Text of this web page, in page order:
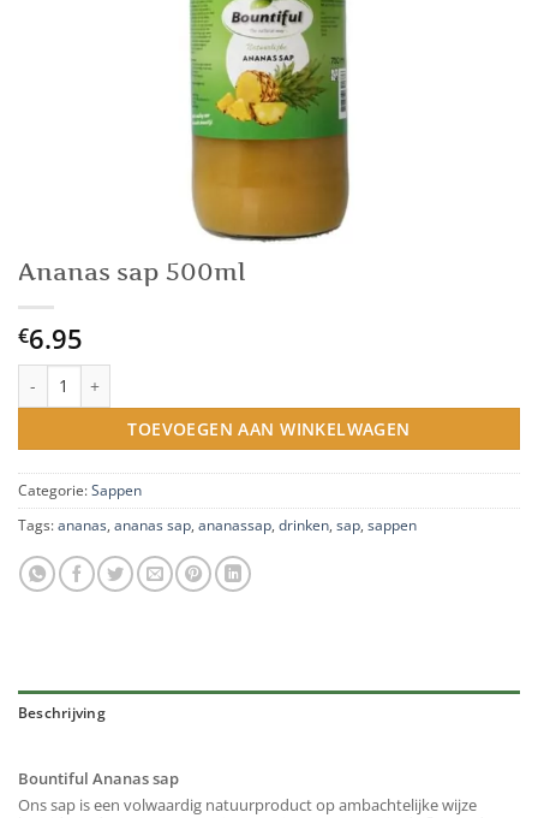
Ananas sap 500ml
€6.95
Ananas sap 500ml aantal
TOEVOEGEN AAN WINKELWAGEN
Categorie: Sappen
Tags: ananas ananas sap ananassap drinken sap sappen
Beschrijving
Bountiful Ananas sap
Ons sap is een volwaardig natuurproduct op ambachtelijke wijze